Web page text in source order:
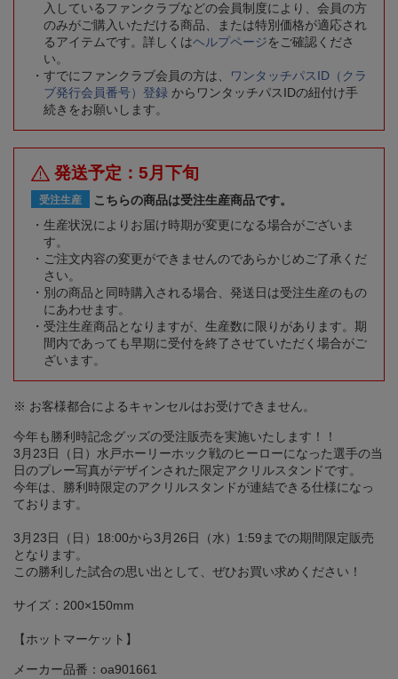
入しているファンクラブなどの会員制度により、会員の方
のみがご購入いただける商品、または特別価格が適応され
るアイテムです。詳しくはヘルプページをご確認くださ
い。
すでにファンクラブ会員の方は、
ワンタッチパスID（クラ
ブ発行会員番号）登録 からワンタッチパスIDの紐付け手
続きをお願いします。
発送予定：5月下旬
受注生産
こちらの商品は受注生産商品です。
生産状況によりお届け時期が変更になる場合がございま
す。
ご注文内容の変更ができませんのであらかじめご了承くだ
さい。
別の商品と同時購入される場合、発送日は受注生産のもの
にあわせます。
受注生産商品となりますが、生産数に限りがあります。期
間内であっても早期に受付を終了させていただく場合がご
ざいます。
※ お客様都合によるキャンセルはお受けできません。
今年も勝利時記念グッズの受注販売を実施いたします！！
3月23日（日）水戸ホーリーホック戦のヒーローになった選手の当
日のプレー写真がデザインされた限定アクリルスタンドです。
今年は、勝利時限定のアクリルスタンドが連結できる仕様になっ
ております。
3月23日（日）18:00から3月26日（水）1:59までの期間限定販売
となります。
この勝利した試合の思い出として、ぜひお買い求めください！
サイズ：200×150mm
【ホットマーケット】
メーカー品番：oa901661